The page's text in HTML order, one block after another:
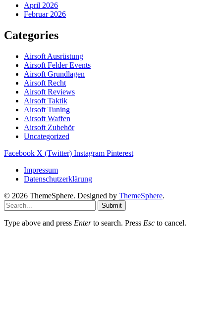
April 2026
Februar 2026
Categories
Airsoft Ausrüstung
Airsoft Felder Events
Airsoft Grundlagen
Airsoft Recht
Airsoft Reviews
Airsoft Taktik
Airsoft Tuning
Airsoft Waffen
Airsoft Zubehör
Uncategorized
Facebook X (Twitter) Instagram Pinterest
Impressum
Datenschutzerklärung
© 2026 ThemeSphere. Designed by ThemeSphere.
Submit
Type above and press Enterto search. Press Esc to cancel.